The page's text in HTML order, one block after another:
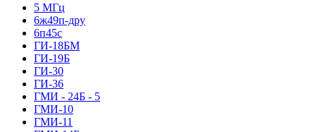
5 МГц
6ж49п-дру
6п45с
ГИ-18БМ
ГИ-19Б
ГИ-30
ГИ-36
ГМИ - 24Б - 5
ГМИ-10
ГМИ-11